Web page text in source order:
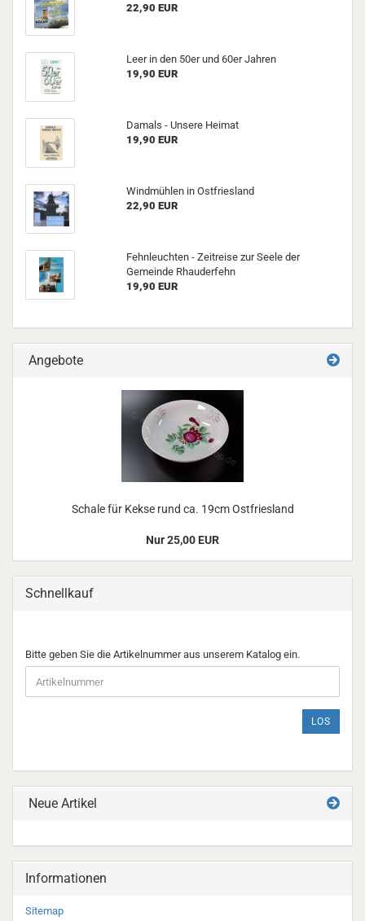
22,90 EUR
Leer in den 50er und 60er Jahren
19,90 EUR
Damals - Unsere Heimat
19,90 EUR
Windmühlen in Ostfriesland
22,90 EUR
Fehnleuchten - Zeitreise zur Seele der
Gemeinde Rhauderfehn
19,90 EUR
Angebote
Schale für Kekse rund ca. 19cm Ostfriesland
Nur 25,00 EUR
Schnellkauf
BITTE
GEBEN
SIE
DIE
EIN.
Bitte geben Sie die Artikelnummer aus unserem Katalog ein.
LOS
Neue Artikel
Informationen
Sitemap